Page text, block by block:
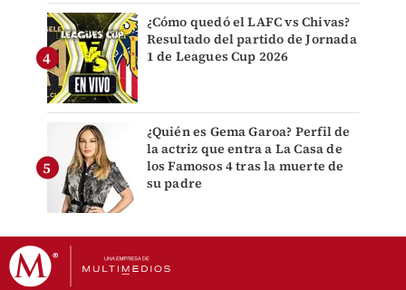
¿Cómo quedó el LAFC vs Chivas?
Resultado del partido de Jornada
1 de Leagues Cup 2026
¿Quién es Gema Garoa? Perfil de
la actriz que entra a La Casa de
los Famosos 4 tras la muerte de
su padre